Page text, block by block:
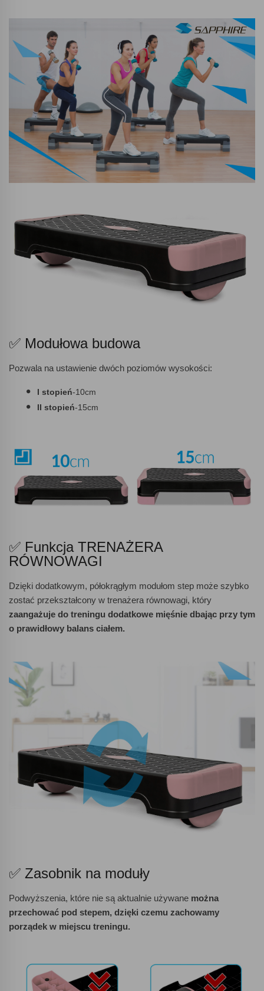
✅ Modułowa budowa
Pozwala na ustawienie dwóch poziomów wysokości:
I stopień-10cm
II stopień-15cm
✅ Funkcja TRENAŻERA
RÓWNOWAGI
Dzięki dodatkowym, półokrągłym modułom step może szybko
zostać przekształcony w trenażera równowagi, który
zaangażuje do treningu dodatkowe mięśnie dbając przy tym
o prawidłowy balans ciałem.
✅ Zasobnik na moduły
Podwyższenia, które nie są aktualnie używane można
przechować pod stepem, dzięki czemu zachowamy
porządek w miejscu treningu.